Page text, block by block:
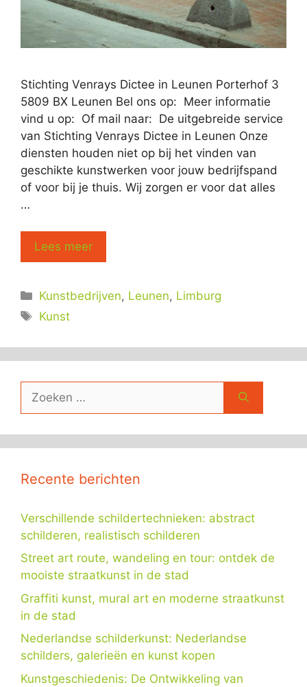
Stichting Venrays Dictee in Leunen Porterhof 3
5809 BX Leunen Bel ons op: Meer informatie
vind u op: Of mail naar: De uitgebreide service
van Stichting Venrays Dictee in Leunen Onze
diensten houden niet op bij het vinden van
geschikte kunstwerken voor jouw bedrijfspand
of voor bij je thuis. Wij zorgen er voor dat alles
…
Lees meer
Categorieën
Kunstbedrijven, Leunen, Limburg
Tags
Kunst
naar:
Recente berichten
Verschillende schildertechnieken: abstract
schilderen, realistisch schilderen
Street art route, wandeling en tour: ontdek de
mooiste straatkunst in de stad
Graffiti kunst, mural art en moderne straatkunst
in de stad
Nederlandse schilderkunst: Nederlandse
schilders, galerieën en kunst kopen
Kunstgeschiedenis: De Ontwikkeling van